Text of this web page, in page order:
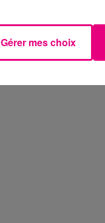
Gérer mes choix